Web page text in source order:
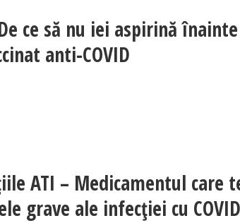
ce să nu iei aspirină
anti-COVID
ATI – Medicamentul care
grave ale infecției cu